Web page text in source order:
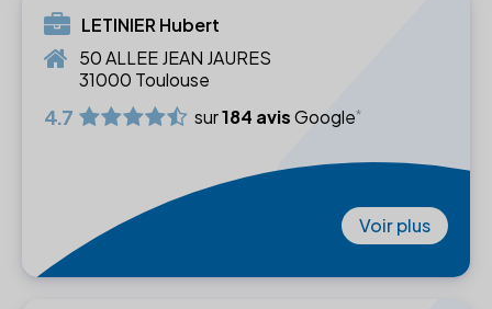
LETINIER Hubert
50 ALLEE JEAN JAURES
31000 Toulouse
4.7 sur184 avisGoogle
Voir plus